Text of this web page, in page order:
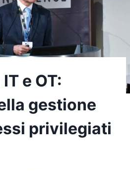
e OT:
gestione
privilegiati